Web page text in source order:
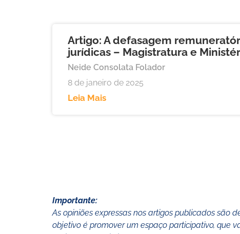
Artigo: A defasagem
jurídicas – Magistratura e
Neide Consolata Folador
8 de janeiro de 2025
Leia Mais
Importante:
As opiniões expressas nos artigos publicados são
objetivo é promover um espaço participativo, que